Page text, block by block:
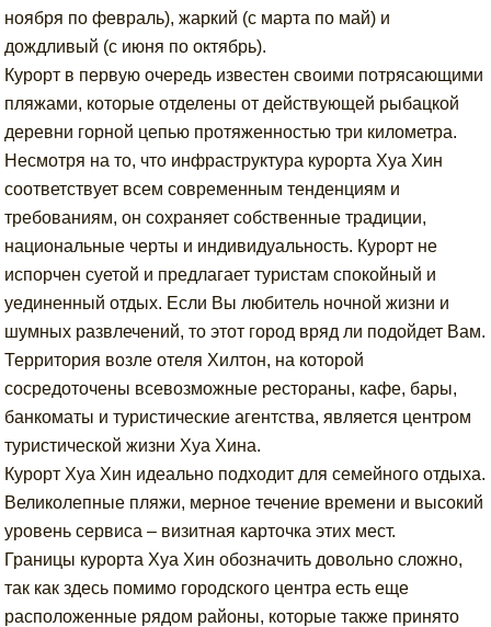
ноября по февраль), жаркий (с марта по май) и
дождливый (с июня по октябрь).
Курорт в первую очередь известен своими потрясающими
пляжами, которые отделены от действующей рыбацкой
деревни горной цепью протяженностью три километра.
Несмотря на то, что инфраструктура курорта Хуа Хин
соответствует всем современным тенденциям и
требованиям, он сохраняет собственные традиции,
национальные черты и индивидуальность. Курорт не
испорчен суетой и предлагает туристам спокойный и
уединенный отдых. Если Вы любитель ночной жизни и
шумных развлечений, то этот город вряд ли подойдет Вам.
Территория возле отеля Хилтон, на которой
сосредоточены всевозможные рестораны, кафе, бары,
банкоматы и туристические агентства, является центром
туристической жизни Хуа Хина.
Курорт Хуа Хин идеально подходит для семейного отдыха.
Великолепные пляжи, мерное течение времени и высокий
уровень сервиса – визитная карточка этих мест.
Границы курорта Хуа Хин обозначить довольно сложно,
так как здесь помимо городского центра есть еще
расположенные рядом районы, которые также принято